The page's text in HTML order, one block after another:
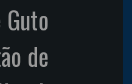
de